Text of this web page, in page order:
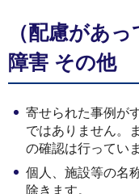
（配慮があ
障害 その他
寄せられた事例が
ではありません。
の確認は行ってい
個人、施設等の名
除きます。